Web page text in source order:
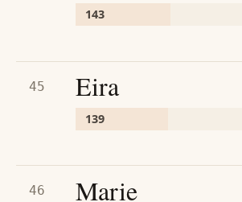
143
45 Eira
139
46 Marie